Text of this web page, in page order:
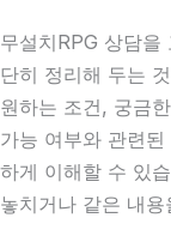
무설치RPG 상담
단히 정리해 두는
원하는 조건, 궁금
가능 여부와 관련
하게 이해할 수 있
놓치거나 같은 내